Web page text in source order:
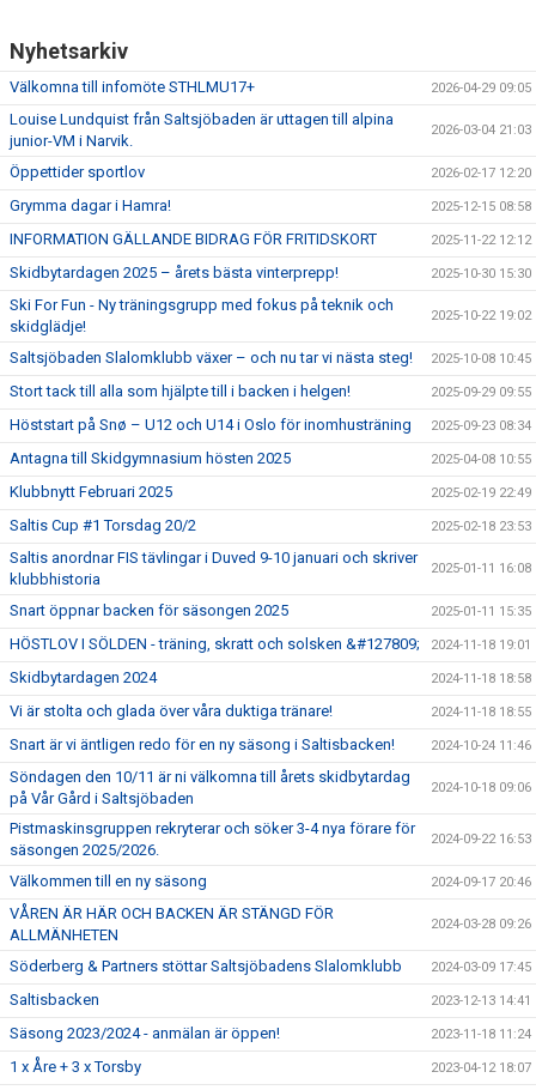
Nyhetsarkiv
Välkomna till infomöte STHLMU17+ 2026-04-29 09:05
Louise Lundquist från Saltsjöbaden är uttagen till alpina
junior-VM i Narvik.
2026-03-04 21:03
Öppettider sportlov 2026-02-17 12:20
Grymma dagar i Hamra! 2025-12-15 08:58
INFORMATION GÄLLANDE BIDRAG FÖR FRITIDSKORT 2025-11-22 12:12
Skidbytardagen 2025 – årets bästa vinterprepp! 2025-10-30 15:30
Ski For Fun - Ny träningsgrupp med fokus på teknik och
skidglädje!
2025-10-22 19:02
Saltsjöbaden Slalomklubb växer – och nu tar vi nästa steg! 2025-10-08 10:45
Stort tack till alla som hjälpte till i backen i helgen! 2025-09-29 09:55
Höststart på Snø – U12 och U14 i Oslo för inomhusträning 2025-09-23 08:34
Antagna till Skidgymnasium hösten 2025 2025-04-08 10:55
Klubbnytt Februari 2025 2025-02-19 22:49
Saltis Cup #1 Torsdag 20/2 2025-02-18 23:53
Saltis anordnar FIS tävlingar i Duved 9-10 januari och skriver
klubbhistoria
2025-01-11 16:08
Snart öppnar backen för säsongen 2025 2025-01-11 15:35
HÖSTLOV I SÖLDEN - träning, skratt och solsken &#127809; 2024-11-18 19:01
Skidbytardagen 2024 2024-11-18 18:58
Vi är stolta och glada över våra duktiga tränare! 2024-11-18 18:55
Snart är vi äntligen redo för en ny säsong i Saltisbacken! 2024-10-24 11:46
Söndagen den 10/11 är ni välkomna till årets skidbytardag
på Vår Gård i Saltsjöbaden
2024-10-18 09:06
Pistmaskinsgruppen rekryterar och söker 3-4 nya förare för
säsongen 2025/2026.
2024-09-22 16:53
Välkommen till en ny säsong 2024-09-17 20:46
VÅREN ÄR HÄR OCH BACKEN ÄR STÄNGD FÖR
ALLMÄNHETEN
2024-03-28 09:26
Söderberg & Partners stöttar Saltsjöbadens Slalomklubb 2024-03-09 17:45
Saltisbacken 2023-12-13 14:41
Säsong 2023/2024 - anmälan är öppen! 2023-11-18 11:24
1 x Åre + 3 x Torsby 2023-04-12 18:07